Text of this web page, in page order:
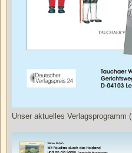
Unser aktuelles Verlagsprogramm